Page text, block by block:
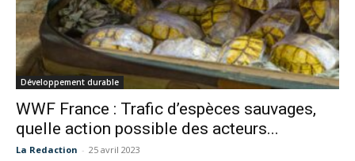
Développement durable
WWF France : Trafic d’espèces sauvages,
quelle action possible des acteurs...
La Redaction - 25 avril 2023